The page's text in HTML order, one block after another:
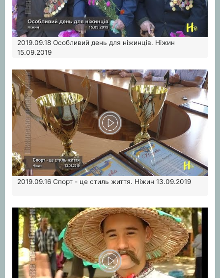
2019.09.18 Особливий день для ніжинців. Ніжин
15.09.2019
2019.09.16 Спорт - це стиль життя. Ніжин 13.09.2019